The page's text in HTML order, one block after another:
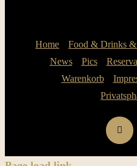
Home Food & Drinks &
News
Pics
Warenkorb